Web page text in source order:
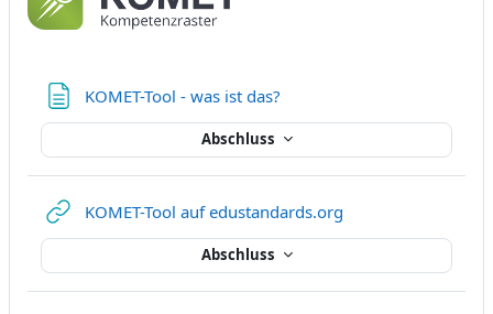
KOMET-Tool - was ist das?
Abschluss
KOMET-Tool auf edustandards.org
Abschluss